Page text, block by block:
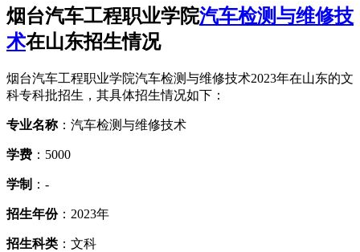
烟台汽车工程职业学院汽车检测与维修技
术在山东招生情况
烟台汽车工程职业学院汽车检测与维修技术2023年在山东的文
科专科批招生，其具体招生情况如下：
专业名称：汽车检测与维修技术
学费 ：5000
学制 ：-
招生年份：2023年
招生科类 ：文科